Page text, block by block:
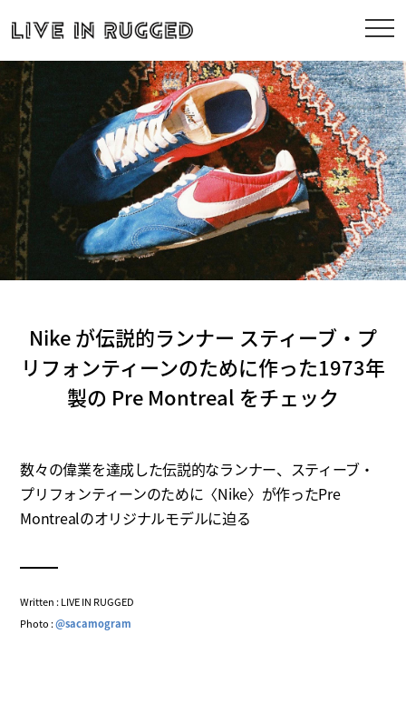
Nike が伝説的ランナー スティーブ・プ
リフォンティーンのために作った1973年
製の Pre Montreal をチェック
数々の偉業を達成した伝説的なランナー、スティーブ・
プリフォンティーンのために〈Nike〉が作ったPre
Montrealのオリジナルモデルに迫る
Written : LIVE IN RUGGED
Photo :@sacamogram